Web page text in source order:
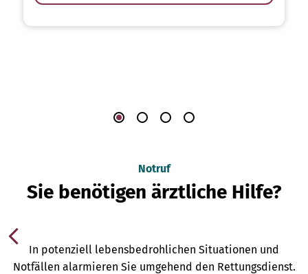
Notruf
Sie benötigen ärztliche Hilfe?
In potenziell lebensbedrohlichen Situationen und
Notfällen alarmieren Sie umgehend den Rettungsdienst.